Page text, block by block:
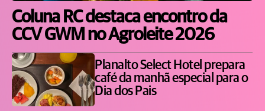
Coluna RC destaca encontro da
CCV GWM no Agroleite 2026
Planalto Select Hotel prepara
café da manhã especial para o
Dia dos Pais